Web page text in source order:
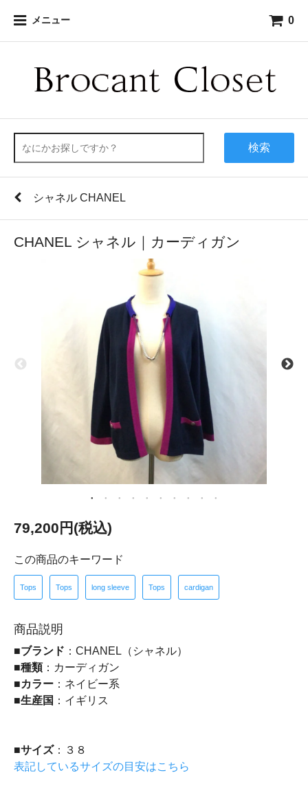
メニュー 0
検索
シャネル CHANEL
CHANEL シャネル｜カーディガン
79,200円(税込)
この商品のキーワード
Tops Tops long sleeve Tops cardigan
商品説明
■ブランド ：CHANEL（シャネル）
■種類：カーディガン
■カラー ：ネイビー系
■生産国 ：イギリス
■サイズ：３８
表記しているサイズの目安はこちら